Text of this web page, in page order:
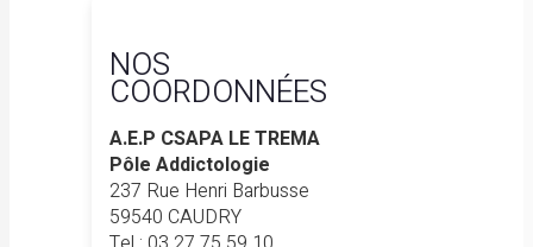
NOS
COORDONNÉES
A.E.P CSAPA LE TREMA
Pôle Addictologie
237 Rue Henri Barbusse
59540 CAUDRY